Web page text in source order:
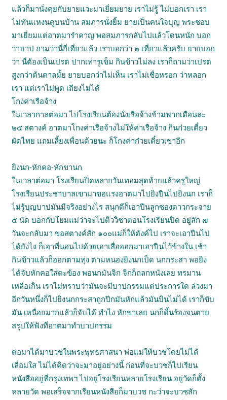
แล้วก็มานั่งคุยกับยายแวะมาเยี่ยมยาย เราไม่รู้ ไม่บอกเรา เรา
ไม่ทันแหงนดูบนบ้าน สมภารนั่งยิ้ม ยายเป็นคนใจบุญ พระชอบ
มาเยี่ยมแต่อาตมารำคาญ พอสมภารกลับไปแล้วโดนหนัก บอก
ว่าบาป ถามว่านี่กี่เที่ยวแล้ว เราบอกว่า ๒ เที่ยวแล้วครับ ยายบอก
ว่า นี่ต้องเป็นเปรต ปากเท่ารูเข็ม กินข้าวไม่ลง เราก็ถามว่าเปรต
สูงกว่าต้นตาลมั้ย ยายบอกว่าไม่เห็น เราไม่เชื่อหรอก ว่าหลอก
เรา แต่เราไม่พูด เถียงไม่ได้
โกงค่าเรือจ้าง
ในเวลากาลต่อมา ไปโรงเรียนต้องนั่งเรือจ้างข้ามฟากเดือนละ
๒๕ สตางค์ อาตมาโกงค่าเรือจ้างไม่ให้ค่าเรือจ้าง กินก๋วยเตี๋ยว
ผัดไทย แถมเลี้ยงเพื่อนด้วยนะ ก็โกงค่าก๋วยเตี๋ยวเขาอีก
ยิงนก-หักคอ-หักขานก
ในเวลาต่อมา โรงเรียนปิดหลายวันเทอมสุดท้ายแล้วครูใหญ่
โรงเรียนประชาบาลเขามาขอแรงอาตมาไปยิงปืนไปยิงนก เราก็
ไม่รู้บุญบาปมันมีจริงอย่างไร สนุกดีก็เอาปืนลูกซองดาวกระจาย
๕ นัด บอกกับโยมแม่ว่าจะไปติววิชาตอนโรงเรียนปิด อยู่สัก ๗
วันจะกลับมา ขอสตางค์สัก ๑๐๐แม่ก็ให้ตังค์ไป เราจะเอาปืนไป
ได้ยังไง ก็เอาที่นอนไปด้วยเอาเสื่อออกมาเอาปืนไว้ข้างใน เช้า
กินข้าวแล้วก็ออกตามทุ่ง ตามหนองยิงนกเป็ด นกกระสา พอยิง
ได้จับหักคอใส่ตะข้อง พอนกมันจิก จิกก็ถลกหนังเลย ทรมาน
เหลือเกิน เราไม่ทราบว่ามันจะมีบาปกรรมแต่ประการใด ล่วงมา
อีกวันหนึ่งก็ไปยิงนกกระสาถูกปีกมันหักแล้วมันบินไม่ได้ เราก็ขับ
มัน เหนื่อยมากแล้วก็จับได้ ทำไง หักขาเลย นกก็ดิ้นร้องจนตาย
สรุปให้ฟังที่อาตมาทำบาปกรรม
ต่อมาได้มาบวชในพระพุทธศาสนา พ่อแม่ให้บวชโดยไม่ได้
เลื่อมใส ไม่ได้คิดว่าจะมาอยู่อย่างนี้ ก่อนที่จะบวชก็ไปเรียน
หนังสืออยู่ที่กรุงเทพฯ ไปอยู่โรงเรียนหลายโรงเรียน อยู่วัดก็ตั้ง
หลายวัด พอเสร็จจากเรียนหนังสือก็มาบวช กะว่าจะบวชสัก